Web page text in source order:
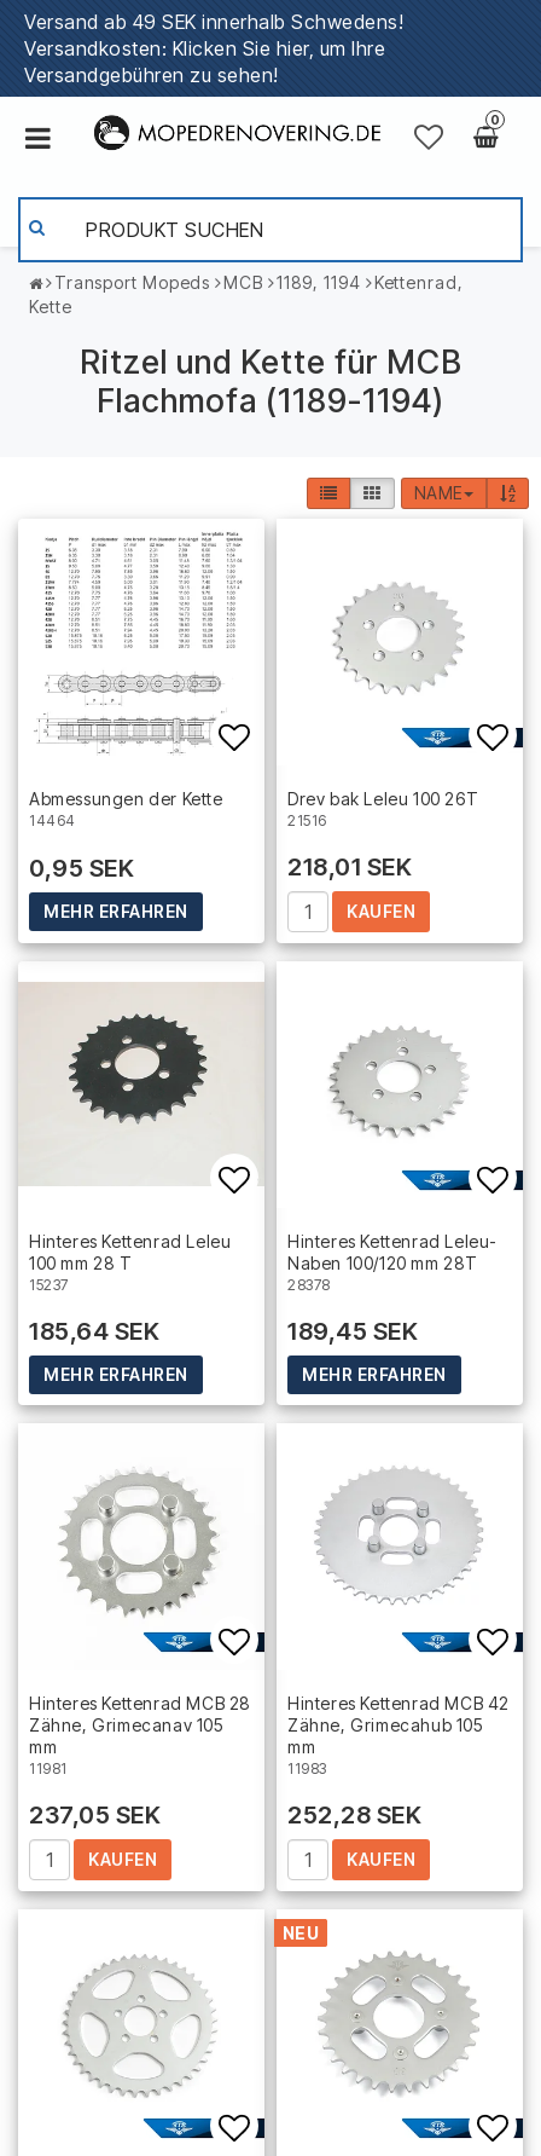
Versand ab 49 SEK innerhalb Schwedens!
Versandkosten: Klicken Sie hier, um Ihre
Versandgebühren zu sehen!
0
Transport Mopeds MCB 1189, 1194
Kettenrad,
Kette
Ritzel und Kette für MCB
Flachmofa (1189-1194)
NAME
Add to list of favorites
Abmessungen der Kette
14464
0,95 SEK
MEHR ERFAHREN
Drev bak Leleu 100 26T
21516
218,01 SEK
KAUFEN
Add to list of favorites
Hinteres Kettenrad Leleu
100 mm 28 T
15237
185,64 SEK
MEHR ERFAHREN
Hinteres Kettenrad Leleu-
Naben 100/120 mm 28T
28378
189,45 SEK
MEHR ERFAHREN
Add to list of favorites
Hinteres Kettenrad MCB 28
Zähne, Grimecanav 105
mm
11981
237,05 SEK
KAUFEN
Hinteres Kettenrad MCB 42
Zähne, Grimecahub 105
mm
11983
252,28 SEK
KAUFEN
NEU